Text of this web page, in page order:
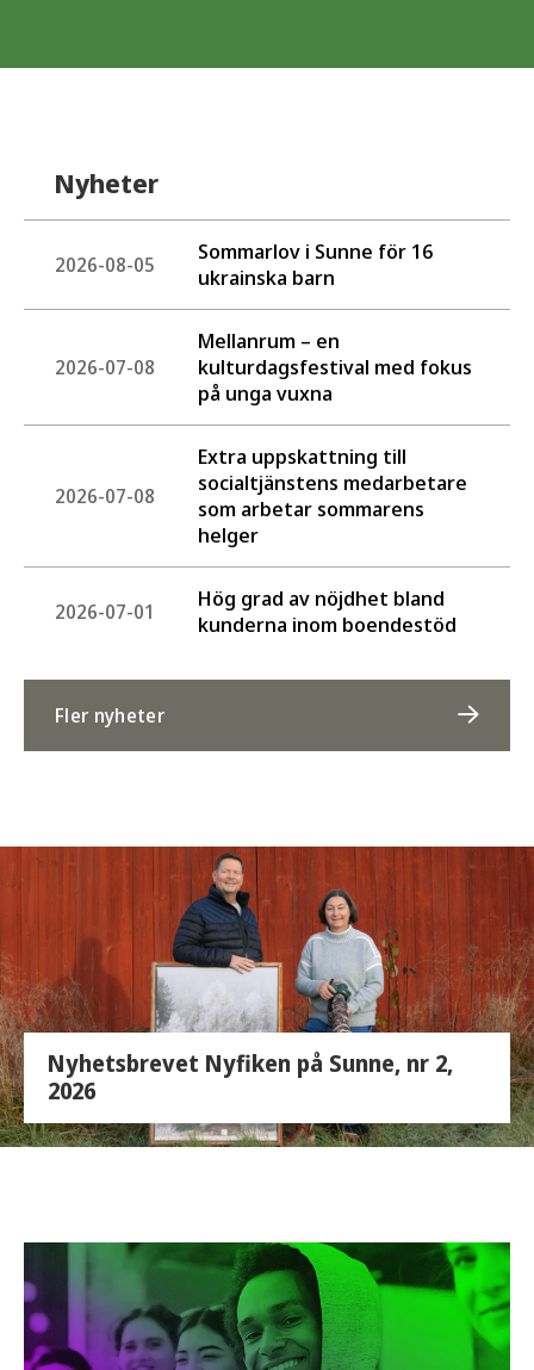
Nyheter
2026-08-05
Sommarlov i Sunne för 16
ukrainska barn
2026-07-08
Mellanrum – en
kulturdagsfestival med fokus
på unga vuxna
2026-07-08
Extra uppskattning till
socialtjänstens medarbetare
som arbetar sommarens
helger
2026-07-01
Hög grad av nöjdhet bland
kunderna inom boendestöd
Fler nyheter
Nyhetsbrevet Nyfiken på Sunne, nr 2,
2026